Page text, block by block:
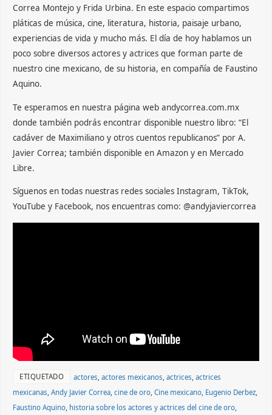
Correa Montejo y Frida Urbina. En este espacio compartimos
pláticas de música, cine, literatura, historia, paisaje urbano,
experiencias de vida y mucho más. El día de hoy hablamos un
poco sobre diversos actores y actrices que forman parte de
nuestro cine mexicano, de su historia, en compañía de Faustino
Aquino.
Te esperamos en nuestra página web andycorrea.com.mx
donde también podrás encontrar disponible nuestro libro: “El
cadáver de Maximiliano y otros cuentos republicanos” por A.
Javier Correa; también disponible en Amazon y en Mercado
Libre.
Síguenos en todas nuestras redes sociales Instagram, TikTok,
YouTube y Facebook, nos encuentras como: @andyjaviercorrea
ETIQUETADO actores ,actores mexicanos ,actrices ,actrices
mexicanas ,Andy Javier Correa ,cine de oro ,Cine mexicano Eugenio Derbez
Faustino Aquino historia sobre los actores y actrices del cine de oro